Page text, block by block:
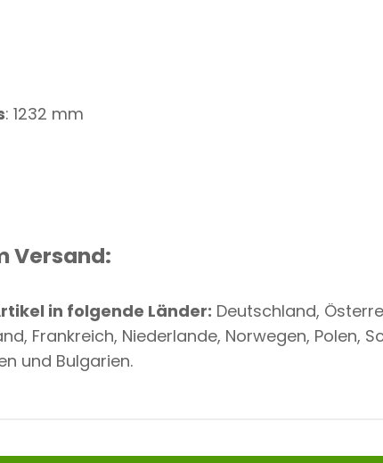
: 1232 mm
Versand:
in folgende Länder: Deutschland,
Frankreich, Niederlande, Norwegen, Polen,
und Bulgarien.